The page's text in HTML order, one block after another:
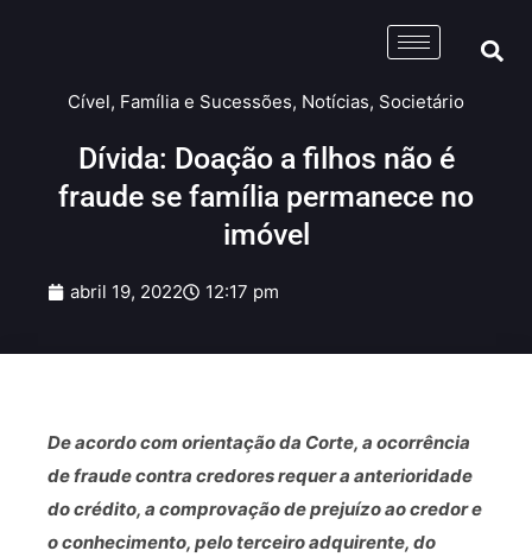
Cível, Família e Sucessões, Notícias, Societário
Dívida: Doação a filhos não é
fraude se família permanece no
imóvel
abril 19, 2022 12:17 pm
De acordo com orientação da Corte, a ocorrência
de fraude contra credores requer a anterioridade
do crédito, a comprovação de prejuízo ao credor e
o conhecimento, pelo terceiro adquirente, do